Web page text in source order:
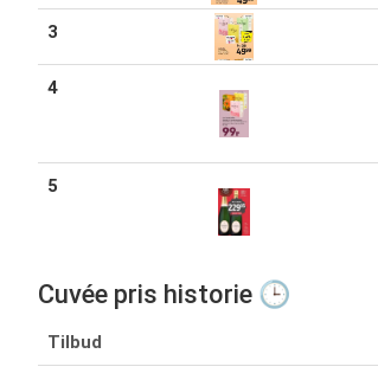
3
4
5
Cuvée pris historie 🕒
Tilbud